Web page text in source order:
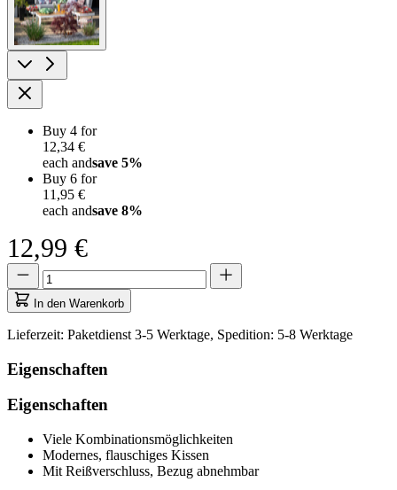
Buy 4 for
12,34 €
each andsave 5%
Buy 6 for
11,95 €
each andsave 8%
12,99 €
Menge
aktualisiert
auf
1
Menge
In den Warenkorb
Lieferzeit: Paketdienst 3-5 Werktage, Spedition: 5-8 Werktage
Eigenschaften
Eigenschaften
Viele Kombinationsmöglichkeiten
Modernes, flauschiges Kissen
Mit Reißverschluss, Bezug abnehmbar